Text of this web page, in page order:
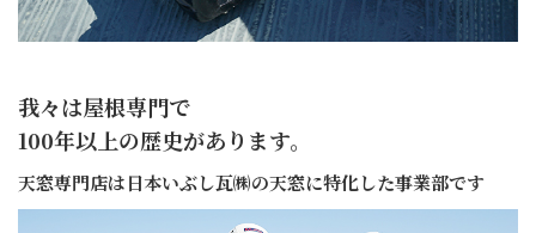
我々は屋根専門で
100年以上の歴史があります。
天窓専門店は日本いぶし瓦㈱の天窓に特化した事業部です